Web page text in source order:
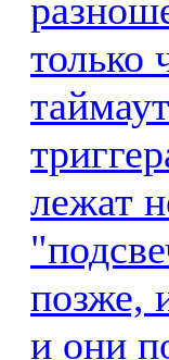
только
лежат
позже,
и они